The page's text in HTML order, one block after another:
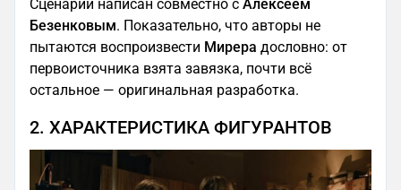
Сценарий написан совместно с Алексеем
Безенковым. Показательно, что авторы не
пытаются воспроизвести Мирера дословно: от
первоисточника взята завязка, почти всё
остальное — оригинальная разработка.
2. ХАРАКТЕРИСТИКА ФИГУРАНТОВ